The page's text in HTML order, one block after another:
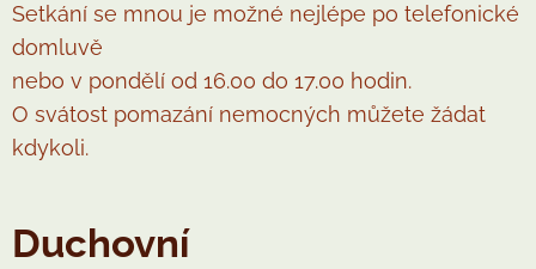
Setkání se mnou je možné nejlépe po telefonické
domluvě
nebo v pondělí od 16.00 do 17.00 hodin.
O svátost pomazání nemocných můžete žádat
kdykoli.
Duchovní